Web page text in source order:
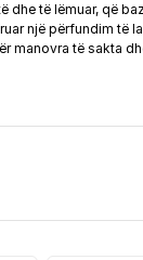
dhe të lëmuar, që
një përfundim të
manovra të sakta